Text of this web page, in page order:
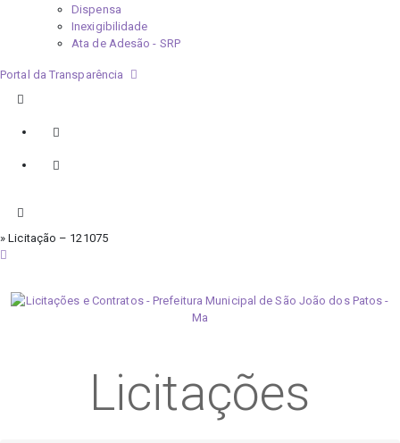
Dispensa
Inexigibilidade
Ata de Adesão - SRP
Portal da Transparência
» Licitação – 121075
Licitações